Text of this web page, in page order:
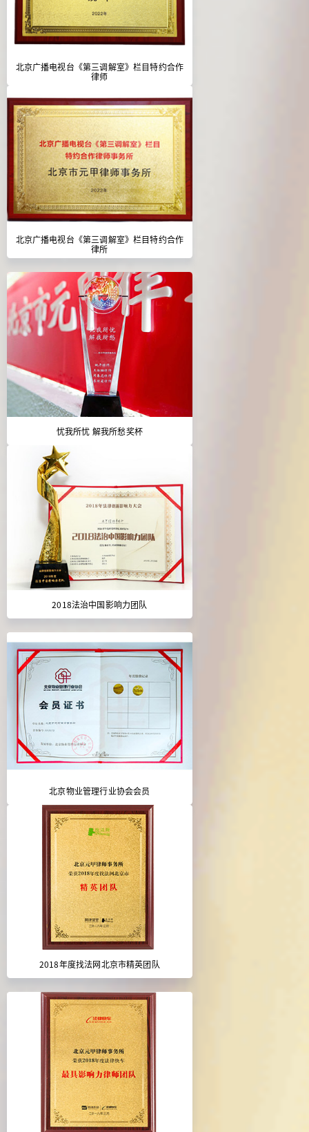
北京广播电视台《第三调解室》栏目特约合作
律师
北京广播电视台《第三调解室》栏目特约合作
律所
忧我所忧 解我所愁奖杯
2018法治中国影响力团队
北京物业管理行业协会会员
2018年度找法网北京市精英团队